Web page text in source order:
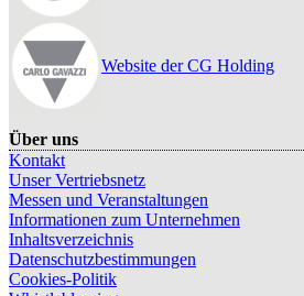
Website der CG Holding
Über uns
Kontakt
Unser Vertriebsnetz
Messen und Veranstaltungen
Informationen zum Unternehmen
Inhaltsverzeichnis
Datenschutzbestimmungen
Cookies-Politik